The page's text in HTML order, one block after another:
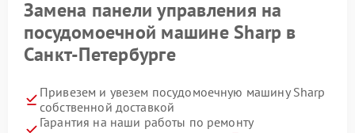
Замена панели управления на
посудомоечной машине Sharp в
Санкт-Петербурге
Привезем и увезем посудомоечную машину Sharp
собственной доставкой
Гарантия на наши работы по ремонту